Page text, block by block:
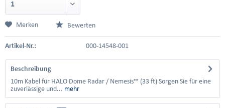
Merken Bewerten
Artikel-Nr.: 000-14548-001
Beschreibung
10m Kabel für HALO Dome Radar / Nemesis™ (33 ft) Sorgen Sie für eine
zuverlässige und... mehr